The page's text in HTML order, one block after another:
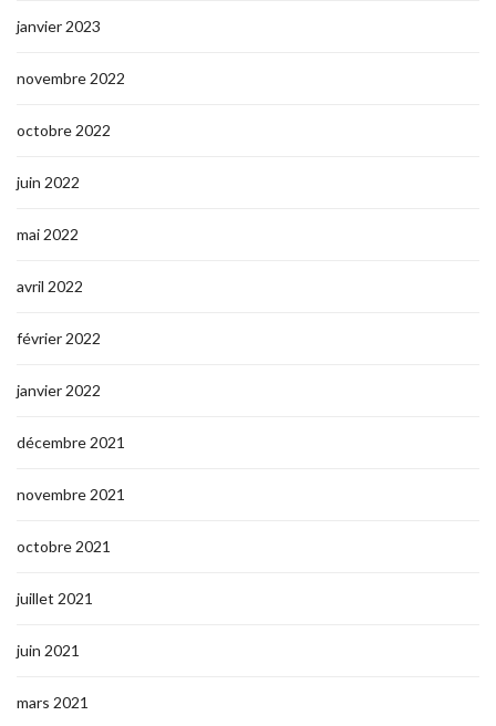
janvier 2023
novembre 2022
octobre 2022
juin 2022
mai 2022
avril 2022
février 2022
janvier 2022
décembre 2021
novembre 2021
octobre 2021
juillet 2021
juin 2021
mars 2021